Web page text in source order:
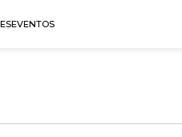
EVENTOS